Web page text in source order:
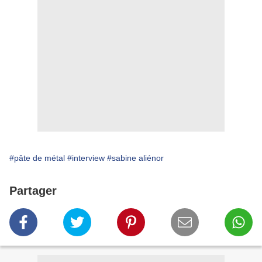
#pâte de métal #interview #sabine aliénor
Partager